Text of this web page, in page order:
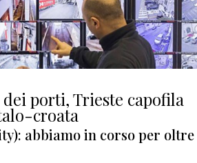
porti, Trieste capofila
croata
abbiamo in corso per oltre